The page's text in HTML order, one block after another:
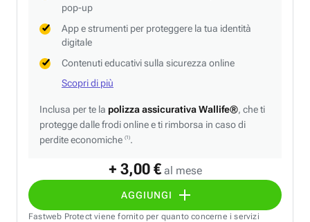
+ 3,00 € al mese
AGGIUNGI
pop-up
App e strumenti per proteggere la tua identità
digitale
Contenuti educativi sulla sicurezza online
Scopri di più
Inclusa per te la polizza assicurativa Wallife®, che ti
protegge dalle frodi online e ti rimborsa in caso di
perdite economiche (1).
Fastweb Protect viene fornito per quanto concerne i servizi